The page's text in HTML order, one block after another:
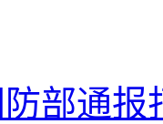
部通报